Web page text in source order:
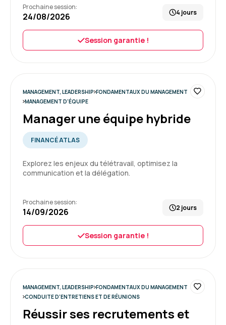
5
mes attentes.
Formation : S'approprier le rôle de manager : outils et
Carine Y.
Malgré mes appréhensions face aux exercices,
j'ai bénéficié d'une écoute bienveillante et me
suis fixé de nouveaux objectifs à poursuivre.
Formation : S'approprier le rôle de manager : outils et
Farid B. Le 28/07/2026
qui est important pour apprendre des autres.
méthodes
Prochaine session:
24/08/2026 4 jours
Session garantie !
MANAGEMENT, LEADERSHIP FONDAMENTAUX DU MANAGEMENT
MANAGEMENT D'ÉQUIPE
Manager une équipe hybride
FINANCÉ ATLAS
Explorez les enjeux du télétravail, optimisez la
communication et la délégation.
Prochaine session:
14/09/2026 2 jours
Session garantie !
MANAGEMENT, LEADERSHIP FONDAMENTAUX DU MANAGEMENT
CONDUITE D'ENTRETIENS ET DE RÉUNIONS
Réussir ses recrutements et